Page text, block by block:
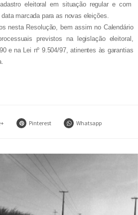
eleitoral em situação regular e com
marcada para as novas eleições.
nesta Resolução, bem assim no Calendário
previstos na legislação eleitoral,
e na Lei nº 9.504/97, atinentes às garantias
Pinterest Whatsapp